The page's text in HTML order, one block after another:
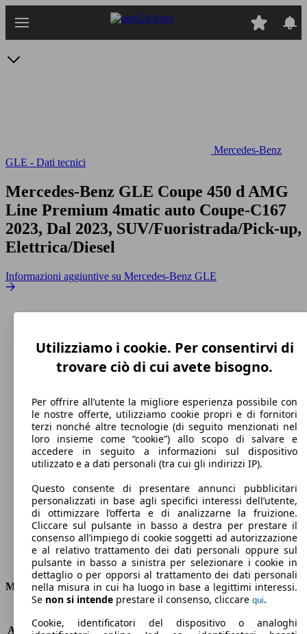
Mercedes-Benz
GLE - Dati tecnici
Mercedes-Benz GLE Coupe 450 d AMG
Line Premium 4matic auto Coupe-C167
2023, Dal 2023, SUV/Fuoristrada/Pick-up,
Elettrica/Diesel
Informazioni aggiuntive su Mercedes-Benz GLE
250 km/h
Elettrica/Diesel
Carburante
Motore e Prestazioni
Accelerazione (0-100 km/h)
5.6s
Utilizziamo i cookie. Per consentirvi di
trovare ciò di cui avete bisogno.
Per offrire all’utente la migliore esperienza possibile con
le nostre offerte, utilizziamo cookie propri e di fornitori
terzi nonché altre tecnologie (di seguito menzionati nel
loro insieme come “cookie”) allo scopo di salvare e
accedere in seguito a informazioni sul dispositivo
utilizzato e a dati personali (tra cui gli indirizzi IP).
Questo consente di presentare annunci pubblicitari
personalizzati in base agli specifici interessi dell’utente,
di ottimizzare l’offerta e di analizzarne la fruizione.
Cliccare sul pulsante in basso a destra per prestare il
consenso all’impiego di cookie soggetti ad autorizzazione
e al relativo trattamento dei dati personali oppure sul
pulsante in basso a sinistra per selezionare i cookie in
dettaglio o per opporsi al trattamento dei dati personali
nella misura in cui ha luogo in base a legittimi interessi.
Se non si intende prestare il consenso, cliccare qui.
Cookie, identificatori del dispositivo o analoghi